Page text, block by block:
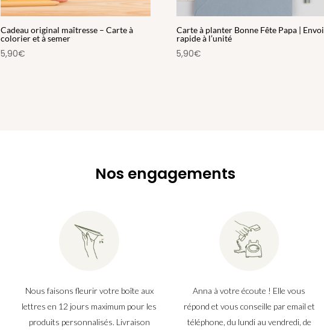
Cadeau original maîtresse – Carte à
colorier et à semer
5,90€
Carte à planter Bonne Fête Papa | Envoi
rapide à l’unité
5,90€
Nos engagements
Nous faisons fleurir votre boîte aux
lettres en 12 jours maximum pour les
produits personnalisés. Livraison
Anna à votre écoute ! Elle vous
répond et vous conseille par email et
téléphone, du lundi au vendredi, de